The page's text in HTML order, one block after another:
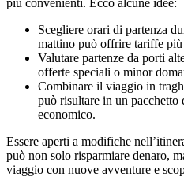
Scegliere orari di partenza
mattino può offrire tariffe più
Valutare partenze da porti
offerte speciali o minor
Combinare il viaggio in
può risultare in un
economico.
Essere aperti a modifiche
può non solo risparmiare denaro,
viaggio con nuove avventure e